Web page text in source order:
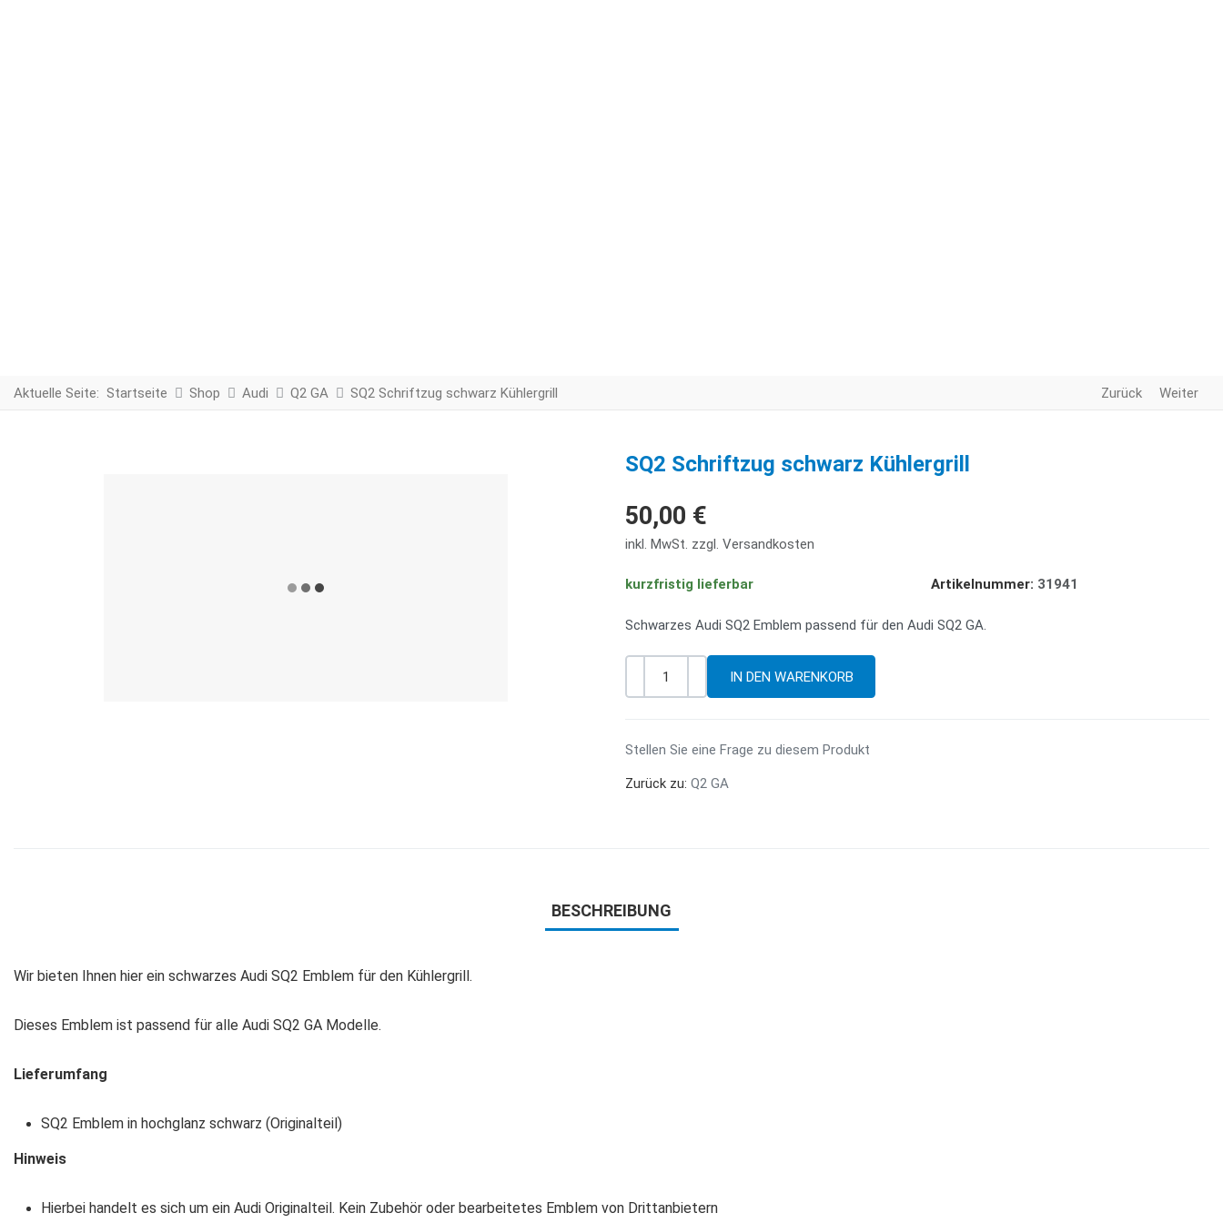
Aktuelle Seite: Startseite Shop Audi Q2 GA SQ2 Schriftzug schwarz Kühlergrill Zurück Weiter
SQ2 Schriftzug schwarz Kühlergrill
50,00 €
inkl. MwSt. zzgl. Versandkosten
kurzfristig lieferbar Artikelnummer: 31941
Schwarzes Audi SQ2 Emblem passend für den Audi SQ2 GA.
Stellen Sie eine Frage zu diesem Produkt
Zurück zu: Q2 GA
BESCHREIBUNG
Wir bieten Ihnen hier ein schwarzes Audi SQ2 Emblem für den Kühlergrill.
Dieses Emblem ist passend für alle Audi SQ2 GA Modelle.
Lieferumfang
SQ2 Emblem in hochglanz schwarz (Originalteil)
Hinweis
Hierbei handelt es sich um ein Audi Originalteil. Kein Zubehör oder bearbeitetes Emblem von Drittanbietern